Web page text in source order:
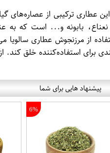
عطاری ترکیبی از
بابونه و... است که
از مرزنجوش عطاری
استفاده‌کننده خلق کند.
پیشنهاد هایی برای شما
6%